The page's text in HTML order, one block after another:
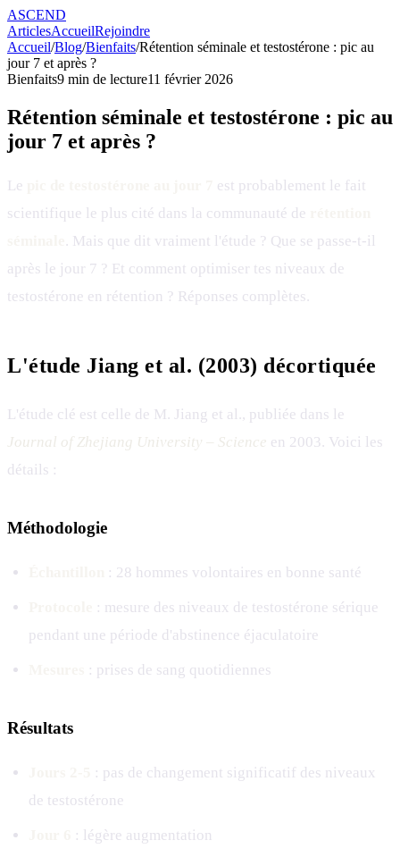
ASCEND
ArticlesAccueilRejoindre
Accueil/Blog/Bienfaits/Rétention séminale et testostérone : pic au
jour 7 et après ?
Bienfaits9 min de lecture11 février 2026
Rétention séminale et testostérone : pic au
jour 7 et après ?
Le
est probablement le fait
scientifique le plus cité dans la communauté de
. Mais que dit vraiment l'étude ? Que se passe-t-il
après le jour 7 ? Et comment optimiser tes niveaux de
testostérone en rétention ? Réponses complètes.
L'étude Jiang et al. (2003) décortiquée
L'étude clé est celle de M. Jiang et al., publiée dans le
Journal of Zhejiang University – Science en 2003. Voici les
détails :
Méthodologie
: 28 hommes volontaires en bonne santé
: mesure des niveaux de testostérone sérique
pendant une période d'abstinence éjaculatoire
: prises de sang quotidiennes
Résultats
: pas de changement significatif des niveaux
de testostérone
: légère augmentation